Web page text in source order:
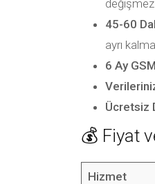
45-60
ayrı
6 Ay
Ücretsiz
💰 Fiyat
Hizmet